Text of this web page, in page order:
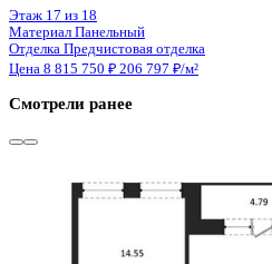
Этаж 3 из 25
Материал Монолитно-кирпичный
Отделка Предчистовая отделка
Цена 8 788 191 ₽ 154 803 ₽/м²